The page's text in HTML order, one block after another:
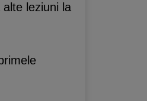
leziuni la